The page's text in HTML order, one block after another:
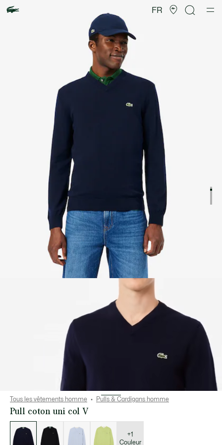
FR
d’images
produit
Tous les vêtements homme Pulls & Cardigans homme
Pull coton uni col V
des
déclinaisons
+1
Couleur